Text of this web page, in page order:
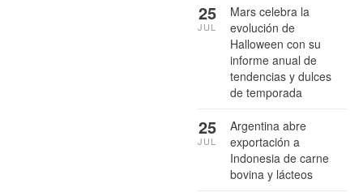
Mars celebra la
evolución de
Halloween con su
informe anual de
tendencias y dulces
de temporada
25
JUL
Argentina abre
exportación a
Indonesia de carne
bovina y lácteos
25
JUL